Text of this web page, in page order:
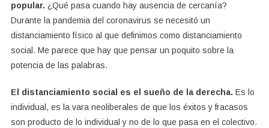
popular. ¿Qué pasa cuando hay ausencia de cercanía?
Durante la pandemia del coronavirus se necesitó un
distanciamiento físico al que definimos como distanciamiento
social. Me parece que hay que pensar un poquito sobre la
potencia de las palabras.
El distanciamiento social es el sueño de la derecha. Es lo
individual, es la vara neoliberales de que los éxitos y fracasos
son producto de lo individual y no de lo que pasa en el colectivo.